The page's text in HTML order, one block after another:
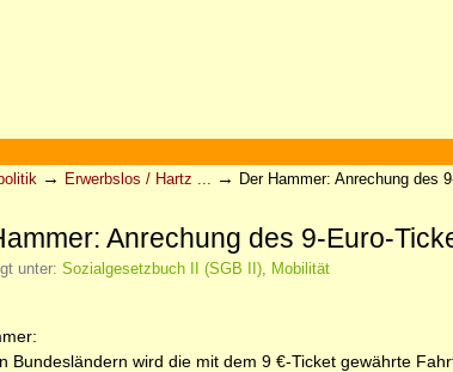
→ Erwerbslos / Hartz ... → Der Hammer: Anrechung des
Anrechung des 9-Euro-
unter: Sozialgesetzbuch II (SGB II), Mobilität
Bundesländern wird die mit dem 9 €-Ticket gewährte